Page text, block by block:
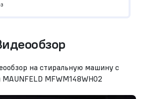
на стиральную машину c
MFWM148WH02